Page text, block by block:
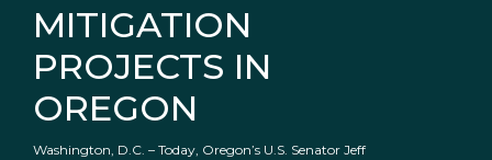
MITIGATION
PROJECTS IN
OREGON
Washington, D.C. – Today, Oregon’s U.S. Senator Jeff